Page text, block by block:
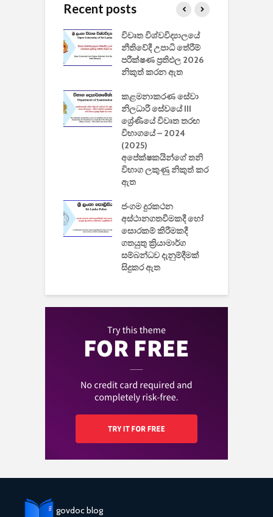
Recent posts
විවෘත විශ්වවිද්‍යාලයේ
නීතිවේදී උපාධි තේරීම්
පරීක්ෂණ ප්‍රතිඵල 2026
නිකුත් කරන ඇත
කළමනාකරණ සේවා
නිලධාරී සේවයේ III
ශ්‍රේණියේ විවෘත තරඟ
විභාගයේ – 2024
(2025)
අපේක්ෂකයින්ගේ තනි
විභාග ලකුණු නිකුත් කර
ඇත
ජංගම දුරකථන
අස්ථානගතවීමකදී හෝ
සොරකම් කිරීමකදී
ගතයුතු ක්‍රියාමාර්ග
සම්බන්ධව දැනුම්දීමක්
සිදුකර ඇත
govdoc blog